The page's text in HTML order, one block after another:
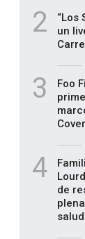
2
“Los
un
3
Foo
4
de
salud